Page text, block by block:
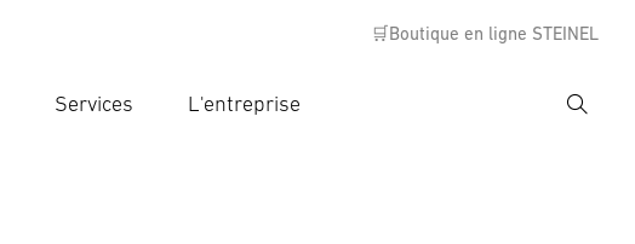
🛒Boutique en ligne STEINEL
Services L'entreprise